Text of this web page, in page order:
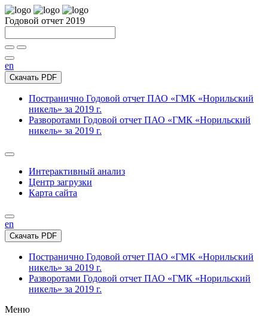
Годовой отчет 2019
en
Скачать PDF
Постранично Годовой отчет ПАО «ГМК «Норильский
никель» за 2019 г.
Разворотами Годовой отчет ПАО «ГМК «Норильский
никель» за 2019 г.
Интерактивный анализ
Центр загрузки
Карта сайта
en
Скачать PDF
Постранично Годовой отчет ПАО «ГМК «Норильский
никель» за 2019 г.
Разворотами Годовой отчет ПАО «ГМК «Норильский
никель» за 2019 г.
Меню